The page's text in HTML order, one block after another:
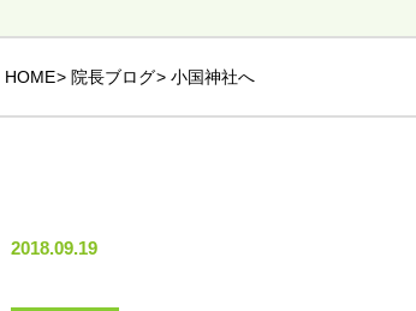
HOME 院長ブログ 小国神社へ
2018.09.19